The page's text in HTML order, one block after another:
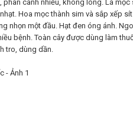
cành nhiều, không lông. Lá
Hoa mọc thành sim và sắp xếp
nhọn một đầu. Hạt đen óng ánh.
bệnh. Toàn cây được dùng làm
tro, dùng dần.